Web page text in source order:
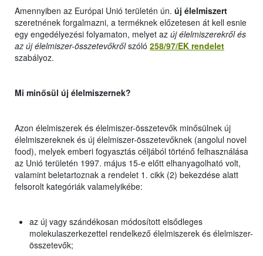
Amennyiben az Európai Unió területén ún. új élelmiszert
szeretnének forgalmazni, a terméknek előzetesen át kell esnie
egy engedélyezési folyamaton, melyet az új élelmiszerekről és
az új élelmiszer-összetevőkrőlszóló 258/97/EK rendelet
szabályoz.
Mi minősül új élelmiszernek?
Azon élelmiszerek és élelmiszer-összetevők minősülnek új
élelmiszereknek és új élelmiszer-összetevőknek (angolul novel
food), melyek emberi fogyasztás céljából történő felhasználása
az Unió területén 1997. május 15-e előtt elhanyagolható volt,
valamint beletartoznak a rendelet 1. cikk (2) bekezdése alatt
felsorolt kategóriák valamelyikébe:
az új vagy szándékosan módosított elsődleges
molekulaszerkezettel rendelkező élelmiszerek és élelmiszer-
összetevők;